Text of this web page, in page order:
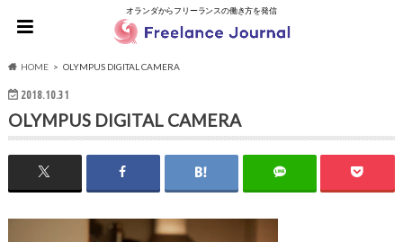
オランダからフリーランスの働き方を発信
HOME OLYMPUS DIGITAL CAMERA
2018.10.31
OLYMPUS DIGITAL CAMERA